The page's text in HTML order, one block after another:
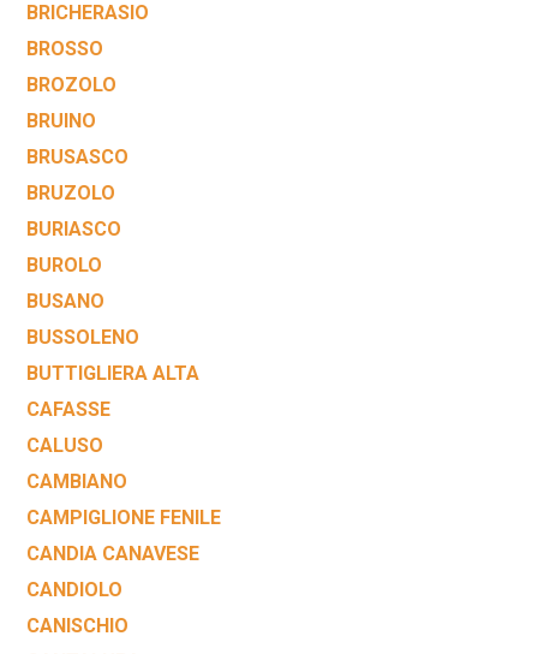
BRICHERASIO
BROSSO
BROZOLO
BRUINO
BRUSASCO
BRUZOLO
BURIASCO
BUROLO
BUSANO
BUSSOLENO
BUTTIGLIERA ALTA
CAFASSE
CALUSO
CAMBIANO
CAMPIGLIONE FENILE
CANDIA CANAVESE
CANDIOLO
CANISCHIO